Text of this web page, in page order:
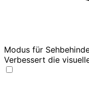
Modus für
Verbessert die